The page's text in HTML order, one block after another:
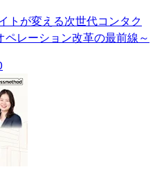
トが変える次世代コンタク
ペレーション改革の最前線～